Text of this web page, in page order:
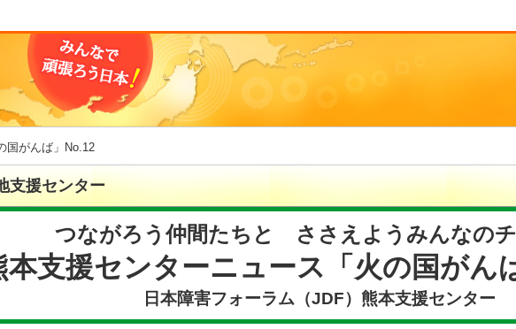
国がんば」No.12
支援センター
つながろう仲間たちと ささえようみんなの
本支援センターニュース「火の国がん
日本障害フォーラム（JDF）熊本支援センター